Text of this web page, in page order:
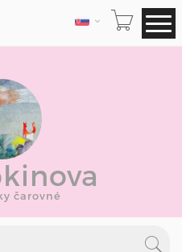
JAZYK
čarovné